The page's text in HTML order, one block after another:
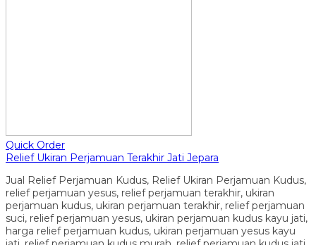
Quick Order
Relief Ukiran Perjamuan Terakhir Jati Jepara
Jual Relief Perjamuan Kudus, Relief Ukiran Perjamuan Kudus,
relief perjamuan yesus, relief perjamuan terakhir, ukiran
perjamuan kudus, ukiran perjamuan terakhir, relief perjamuan
suci, relief perjamuan yesus, ukiran perjamuan kudus kayu jati,
harga relief perjamuan kudus, ukiran perjamuan yesus kayu